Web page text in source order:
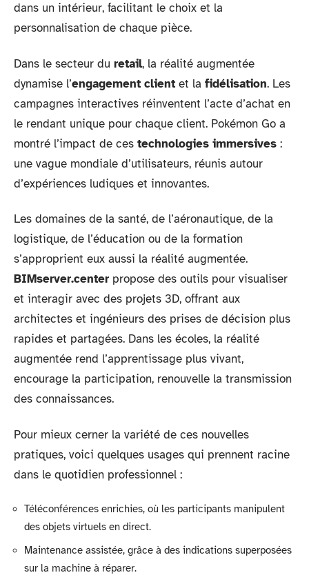
dans un intérieur, facilitant le choix et la
personnalisation de chaque pièce.
Dans le secteur du retail, la réalité augmentée
dynamise l’engagement client et la fidélisation. Les
campagnes interactives réinventent l’acte d’achat en
le rendant unique pour chaque client. Pokémon Go a
montré l’impact de ces technologies immersives :
une vague mondiale d’utilisateurs, réunis autour
d’expériences ludiques et innovantes.
Les domaines de la santé, de l’aéronautique, de la
logistique, de l’éducation ou de la formation
s’approprient eux aussi la réalité augmentée.
BIMserver.center propose des outils pour visualiser
et interagir avec des projets 3D, offrant aux
architectes et ingénieurs des prises de décision plus
rapides et partagées. Dans les écoles, la réalité
augmentée rend l’apprentissage plus vivant,
encourage la participation, renouvelle la transmission
des connaissances.
Pour mieux cerner la variété de ces nouvelles
pratiques, voici quelques usages qui prennent racine
dans le quotidien professionnel :
Téléconférences enrichies, où les participants manipulent
des objets virtuels en direct.
Maintenance assistée, grâce à des indications superposées
sur la machine à réparer.